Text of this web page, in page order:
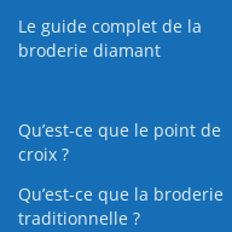
Le guide complet de la
broderie diamant
Qu’est-ce que le point de
croix ?
Qu’est-ce que la broderie
traditionnelle ?